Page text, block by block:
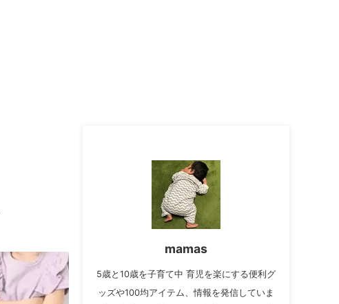
mamas
5歳と10歳を子育て中 育児を楽にする便利グ
ッズや100均アイテム、情報を発信していま